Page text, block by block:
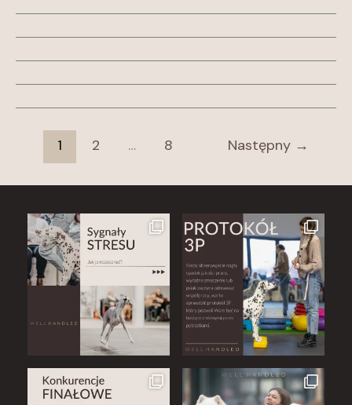
1 2 … 8 Następny →